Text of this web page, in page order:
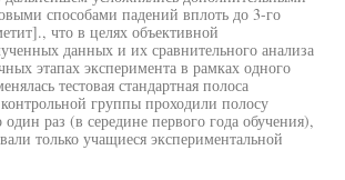
способами падений вплоть до 3-го
что в целях объективной
данных и их сравнительного анализа
этапах эксперимента в рамках одного
тестовая стандартная полоса
группы проходили полосу
один раз (в середине первого года обучения),
только учащиеся экспериментальной